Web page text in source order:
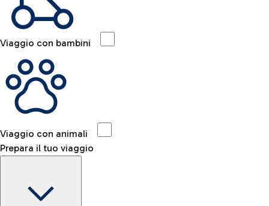
Viaggio con bambini
Viaggio con animali
Prepara il tuo viaggio